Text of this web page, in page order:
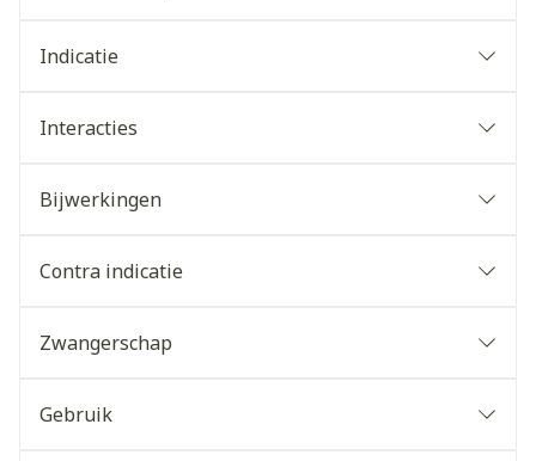
Indicatie
Interacties
Bijwerkingen
Contra indicatie
Zwangerschap
Gebruik